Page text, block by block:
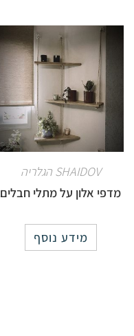
SHAIDOV הגלריה
מדפי אלון על מתלי חבלים
מידע נוסף